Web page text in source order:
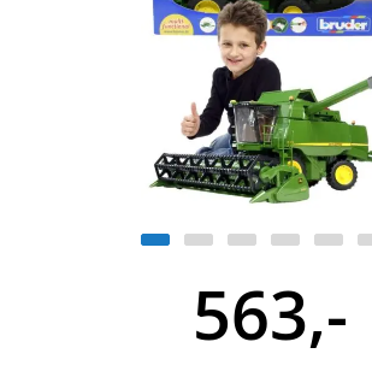
563,-